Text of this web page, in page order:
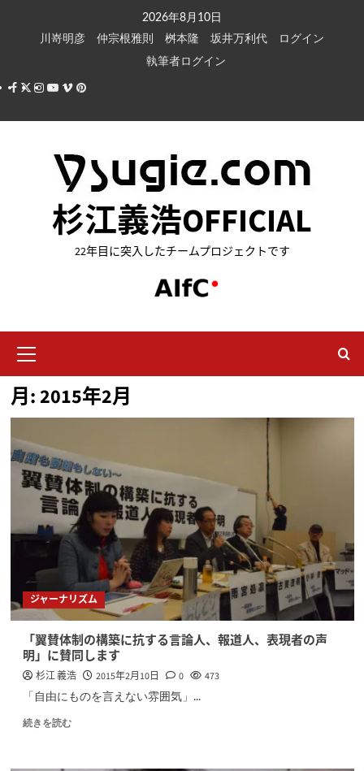
キ
2026年8月10日
川嵜明彦
仲宗根雅則 桝本隆 坂井万利代
ログイン
執筆者ログイン
Facebook
X Instagram
Youtube
VimeoPinterest
杉江義浩OFFICIAL
22年目に突入したチームプロジェクトです
イ
ン
メ
ー
月:2015年2月
ジャーナリズム
「翼賛体制の構築に抗する言論人、報道人、表現者の声
明」に賛同します
杉江 義浩 2015年2月10日 0 473
「自由にものを言えない雰囲気」...
続きを読む